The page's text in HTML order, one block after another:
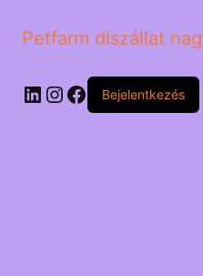
Petfarm díszállat
LinkedIn
Instagram
Facebook
Bejelentkezés